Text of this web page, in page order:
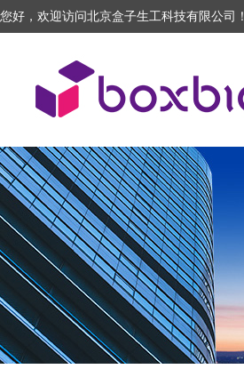
您好，欢迎访问北京盒子生工科技有限公司！